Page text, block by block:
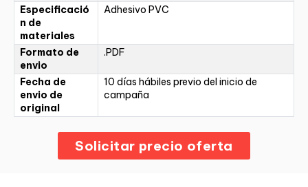
Especificació
n de
materiales
Adhesivo PVC
Formato de
envio
.PDF
Fecha de
envio de
original
10 días hábiles previo del inicio de
campaña
Solicitar precio oferta